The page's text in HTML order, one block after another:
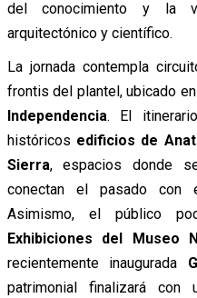
del conocimiento y la
arquitectónico y científico.
La jornada contempla
frontis del plantel, ubicado
Independencia. El
históricos edificios de
Sierra, espacios donde
conectan el pasado con
Asimismo, el público
Exhibiciones del Museo
recientemente inaugurada
patrimonial finalizará